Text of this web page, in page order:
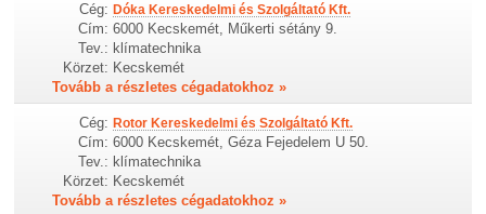
Cég: Dóka Kereskedelmi és Szolgáltató Kft.
Cím: 6000 Kecskemét, Műkerti sétány 9.
Tev.: klímatechnika
Körzet: Kecskemét
Tovább a részletes cégadatokhoz »
Cég: Rotor Kereskedelmi és Szolgáltató Kft.
Cím: 6000 Kecskemét, Géza Fejedelem U 50.
Tev.: klímatechnika
Körzet: Kecskemét
Tovább a részletes cégadatokhoz »